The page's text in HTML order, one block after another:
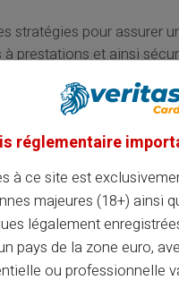
stratégies pour assurer
prestations et ainsi
situation financière
obligations familiales.
effort administratif peut
cet article
réglementaire
à ce site est
majeures (18+) ainsi
légalement
pays de la zone euro,
ou professionnelle